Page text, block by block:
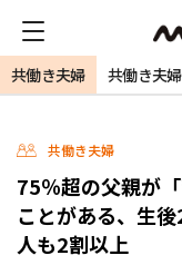
共働き夫婦 共働き夫
共働き夫婦
75％超の父親が
ことがある、生
人も2割以上